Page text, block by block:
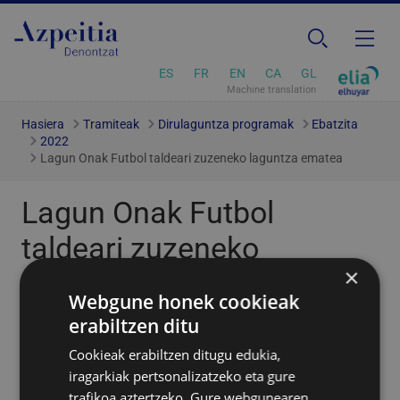
ES FR EN CA GL
Machine translation
Hasiera Tramiteak Dirulaguntza programak
Ebatzita
2022
Lagun Onak Futbol taldeari zuzeneko laguntza ematea
Lagun Onak Futbol
taldeari zuzeneko
laguntza ematea
Dirulaguntza ematea
Azpeitiko udalak 202ko irailaren 1ean onartutako
×
Webgune honek cookieak
erabiltzen ditu
Cookieak erabiltzen ditugu edukia,
iragarkiak pertsonalizatzeko eta gure